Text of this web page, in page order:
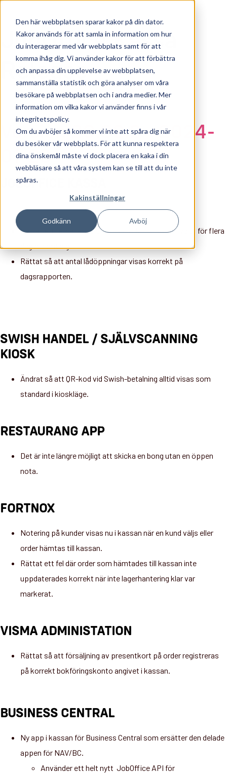
Den här webbplatsen sparar kakor på din dator.
Kakor används för att samla in information om hur
du interagerar med vår webbplats samt för att
komma ihåg dig. Vi använder kakor för att förbättra
och anpassa din upplevelse av webbplatsen,
sammanställa statistik och göra analyser om våra
besökare på webbplatsen och i andra medier. Mer
information om vilka kakor vi använder finns i vår
integritetspolicy.
Om du avböjer så kommer vi inte att spåra dig när
du besöker vår webbplats. För att kunna respektera
dina önskemål måste vi dock placera en kaka i din
webbläsare så att våra system kan se till att du inte
spåras.
Kakinställningar
Godkänn Avböj
JobOffice Kassa
Release
Version 20.82.2 - 2024-
01-23
JOBOFFICE KASSA
Rättat ett fel där kontrollremsa gick inte att skriva ut för flera
dagar samtidigt.
Rättat så att antal lådöppningar visas korrekt på
dagsrapporten.
SWISH HANDEL / SJÄLVSCANNING
KIOSK
Ändrat så att QR-kod vid Swish-betalning alltid visas som
standard i kioskläge.
RESTAURANG APP
Det är inte längre möjligt att skicka en bong utan en öppen
nota.
FORTNOX
Notering på kunder visas nu i kassan när en kund väljs eller
order hämtas till kassan.
Rättat ett fel där order som hämtades till kassan inte
uppdaterades korrekt när inte lagerhantering klar var
markerat.
VISMA ADMINISTATION
Rättat så att försäljning av presentkort på order registreras
på korrekt bokföringskonto angivet i kassan.
BUSINESS CENTRAL
Ny app i kassan för Business Central som ersätter den delade
appen för NAV/BC.
Använder ett helt nytt JobOffice API för